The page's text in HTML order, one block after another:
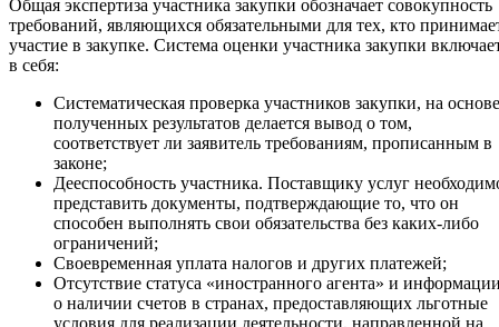
Общая экспертиза участника закупки обозначает совокупность
требований, являющихся обязательными для тех, кто
участие в закупке. Система оценки участника закупки
в себя:
Систематическая проверка участников закупки, на основе
полученных результатов делается вывод о том,
соответствует ли заявитель требованиям, прописанным в
законе;
Дееспособность участника. Поставщику услуг
представить документы, подтверждающие то, что он
способен выполнять свои обязательства без каких-либо
ограничений;
Своевременная уплата налогов и других платежей;
Отсутствие статуса «иностранного агента» и
о наличии счетов в странах, предоставляющих льготные